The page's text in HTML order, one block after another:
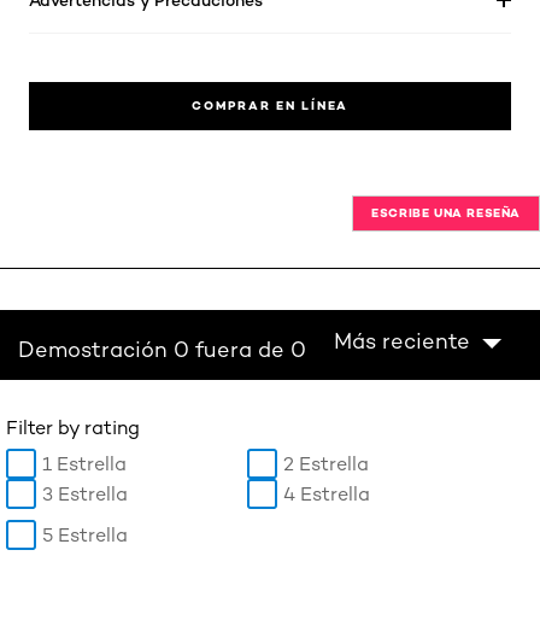
COMPRAR EN LÍNEA
ESCRIBE UNA RESEÑA
Demostración 0 fuera de 0 Más reciente
Filter by rating
1 Estrella
2 Estrella
3 Estrella
4 Estrella
5 Estrella